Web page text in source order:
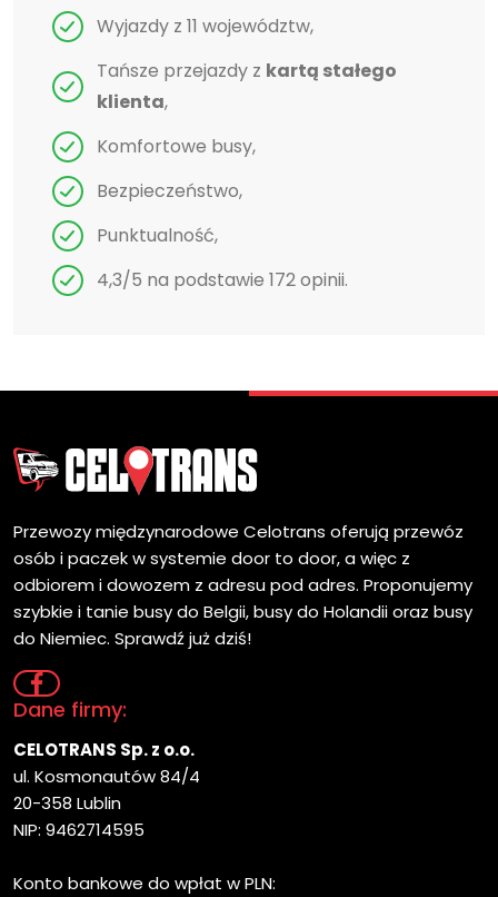
Wyjazdy z 11 województw,
Tańsze przejazdy z kartą stałego
klienta,
Komfortowe busy,
Bezpieczeństwo,
Punktualność,
4,3/5 na podstawie 172 opinii.
Przewozy międzynarodowe Celotrans oferują przewóz
osób i paczek w systemie door to door, a więc z
odbiorem i dowozem z adresu pod adres. Proponujemy
szybkie i tanie busy do Belgii, busy do Holandii oraz busy
do Niemiec. Sprawdź już dziś!
Dane firmy:
CELOTRANS Sp. z o.o.
ul. Kosmonautów 84/4
20-358 Lublin
NIP: 9462714595
Konto bankowe do wpłat w PLN: